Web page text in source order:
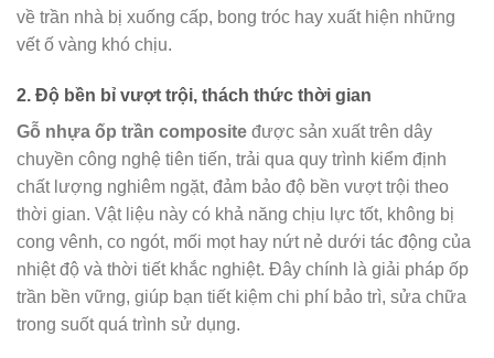
về trần nhà bị xuống cấp, bong tróc hay xuất hiện những
vết ố vàng khó chịu.
2. Độ bền bỉ vượt trội, thách thức thời gian
Gỗ nhựa ốp trần composite được sản xuất trên dây
chuyền công nghệ tiên tiến, trải qua quy trình kiểm định
chất lượng nghiêm ngặt, đảm bảo độ bền vượt trội theo
thời gian. Vật liệu này có khả năng chịu lực tốt, không bị
cong vênh, co ngót, mối mọt hay nứt nẻ dưới tác động của
nhiệt độ và thời tiết khắc nghiệt. Đây chính là giải pháp ốp
trần bền vững, giúp bạn tiết kiệm chi phí bảo trì, sửa chữa
trong suốt quá trình sử dụng.